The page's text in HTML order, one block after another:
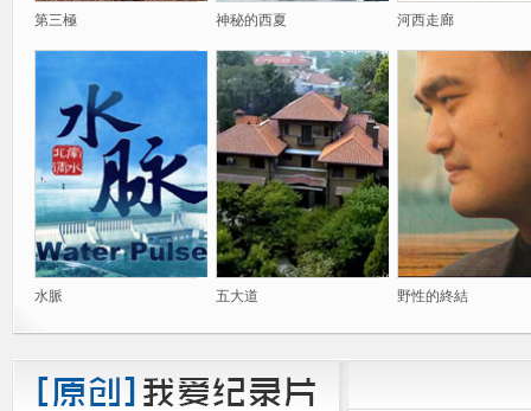
第三極 神秘的西夏 河西走廊
水脈 五大道 野性的終結